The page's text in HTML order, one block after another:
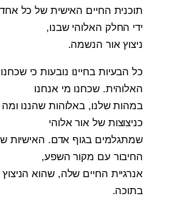
תוכנית החיים האישית של כל
ידי החלק האלוהי שבנו,
ניצוץ אור הנשמה.
כל הבעיות בחיינו נובעות כי
האלוהית. שכחנו מי אנחנו
במהות שלנו, באלוהות שהננו
כניצוצות של אור אלוהי
שמתגלמים בגוף אדם. האישיות
החיבור עם מקור השפע,
אנרגיית החיים שלה, שהוא הניצוץ
בתוכה.